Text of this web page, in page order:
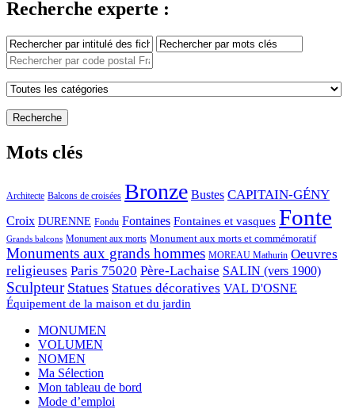
Recherche experte :
Mots clés
Architecte Balcons de croisées Bronze Bustes CAPITAIN-GÉNY
Croix DURENNE Fondu Fontaines Fontaines et vasques Fonte
Grands balcons Monument aux morts Monument aux morts et commémoratif
Monuments aux grands hommes MOREAU Mathurin Oeuvres
religieuses Paris 75020 Père-Lachaise SALIN (vers 1900)
Sculpteur Statues Statues décoratives VAL D'OSNE
Équipement de la maison et du jardin
MONUMEN
VOLUMEN
NOMEN
Ma Sélection
Mon tableau de bord
Mode d’emploi